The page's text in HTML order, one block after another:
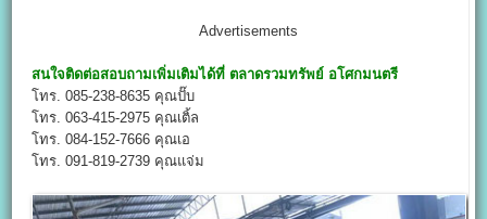
Advertisements
สนใจติดต่อสอบถามเพิ่มเติมได้ที่ ตลาดรวมทรัพย์ อโศกมนตรี
โทร. 085-238-8635 คุณปั๊บ
โทร. 063-415-2975 คุณเติ้ล
โทร. 084-152-7666 คุณเอ
โทร. 091-819-2739 คุณแจ่ม